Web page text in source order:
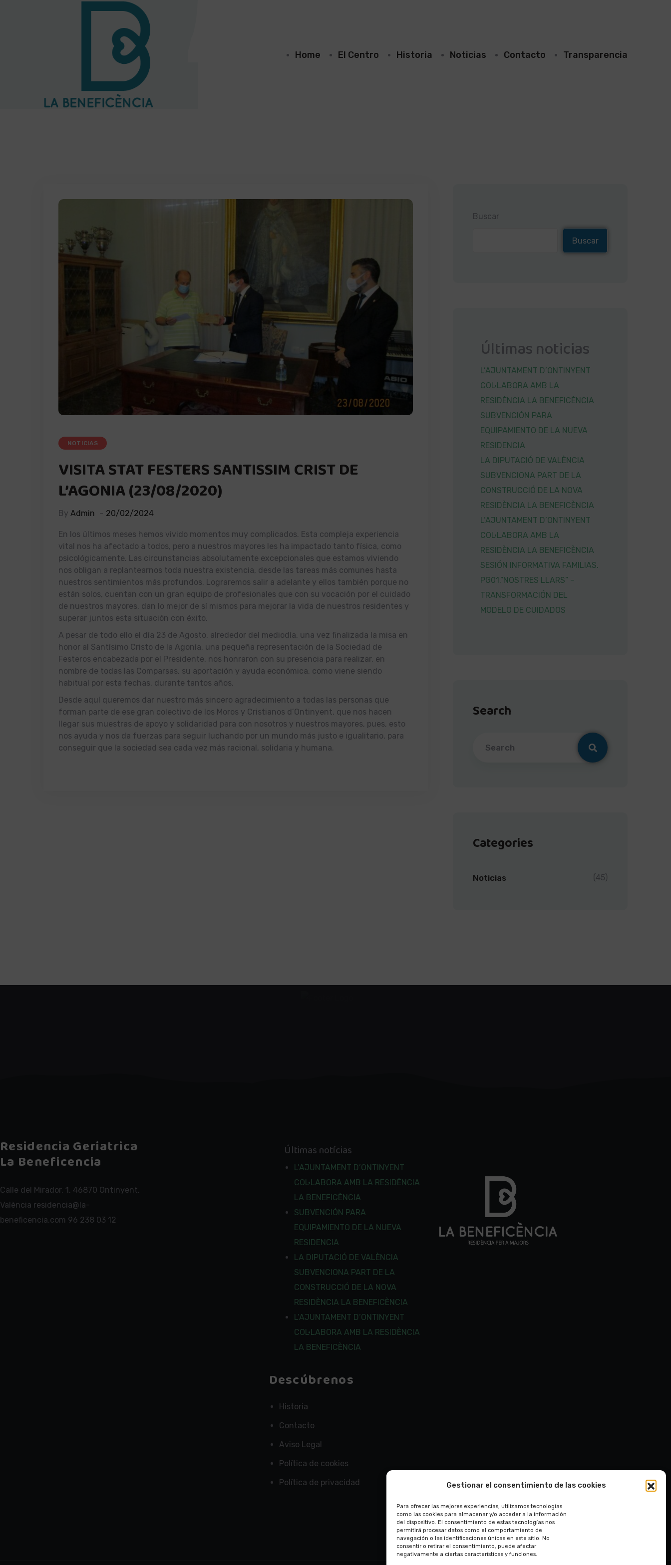
Gestionar el consentimiento de las cookies
Para ofrecer las mejores experiencias, utilizamos tecnologías
como las cookies para almacenar y/o acceder a la información
del dispositivo. El consentimiento de estas tecnologías nos
permitirá procesar datos como el comportamiento de
navegación o las identificaciones únicas en este sitio. No
consentir o retirar el consentimiento, puede afectar
negativamente a ciertas características y funciones.
Home El Centro Historia Noticias Contacto Transparencia
NOTICIAS
VISITA STAT FESTERS SANTISSIM CRIST DE
L’AGONIA (23/08/2020)
By Admin 20/02/2024
En los últimos meses hemos vivido momentos muy complicados. Esta compleja experiencia
vital nos ha afectado a todos, pero a nuestros mayores les ha impactado tanto física, como
psicológicamente. Las circunstancias absolutamente excepcionales que estamos viviendo
nos obligan a replantearnos toda nuestra existencia, desde las tareas más comunes hasta
nuestros sentimientos más profundos. Lograremos salir a adelante y ellos también porque no
están solos, cuentan con un gran equipo de profesionales que con su vocación por el cuidado
de nuestros mayores, dan lo mejor de sí mismos para mejorar la vida de nuestros residentes y
superar juntos esta situación con éxito.
A pesar de todo ello el día 23 de Agosto, alrededor del mediodía, una vez finalizada la misa en
honor al Santísimo Cristo de la Agonía, una pequeña representación de la Sociedad de
Festeros encabezada por el Presidente, nos honraron con su presencia para realizar, en
nombre de todas las Comparsas, su aportación y ayuda económica, como viene siendo
habitual por esta fechas, durante tantos años.
Desde aquí queremos dar nuestro más sincero agradecimiento a todas las personas que
forman parte de ese gran colectivo de los Moros y Cristianos d’Ontinyent, que nos hacen
llegar sus muestras de apoyo y solidaridad para con nosotros y nuestros mayores, pues, esto
nos ayuda y nos da fuerzas para seguir luchando por un mundo más justo e igualitario, para
conseguir que la sociedad sea cada vez más racional, solidaria y humana.
Buscar
Buscar
Últimas noticias
L’AJUNTAMENT D’ONTINYENT
COL·LABORA AMB LA
RESIDÈNCIA LA BENEFICÈNCIA
SUBVENCIÓN PARA
EQUIPAMIENTO DE LA NUEVA
RESIDENCIA
LA DIPUTACIÓ DE VALÈNCIA
SUBVENCIONA PART DE LA
CONSTRUCCIÓ DE LA NOVA
RESIDÈNCIA LA BENEFICÈNCIA
L’AJUNTAMENT D’ONTINYENT
COL·LABORA AMB LA
RESIDÈNCIA LA BENEFICÈNCIA
SESIÓN INFORMATIVA FAMILIAS.
PG01.”NOSTRES LLARS” –
TRANSFORMACIÓN DEL
MODELO DE CUIDADOS
Search
Categories
Noticias (45)
Residencia Geriatrica
La Beneficencia
Calle del Mirador, 1, 46870 Ontinyent,
València residencia@la-
beneficencia.com 96 238 03 12
Últimas notícias
L’AJUNTAMENT D’ONTINYENT
COL·LABORA AMB LA RESIDÈNCIA
LA BENEFICÈNCIA
SUBVENCIÓN PARA
EQUIPAMIENTO DE LA NUEVA
RESIDENCIA
LA DIPUTACIÓ DE VALÈNCIA
SUBVENCIONA PART DE LA
CONSTRUCCIÓ DE LA NOVA
RESIDÈNCIA LA BENEFICÈNCIA
L’AJUNTAMENT D’ONTINYENT
COL·LABORA AMB LA RESIDÈNCIA
LA BENEFICÈNCIA
Descúbrenos
Historia
Contacto
Aviso Legal
Política de cookies
Política de privacidad